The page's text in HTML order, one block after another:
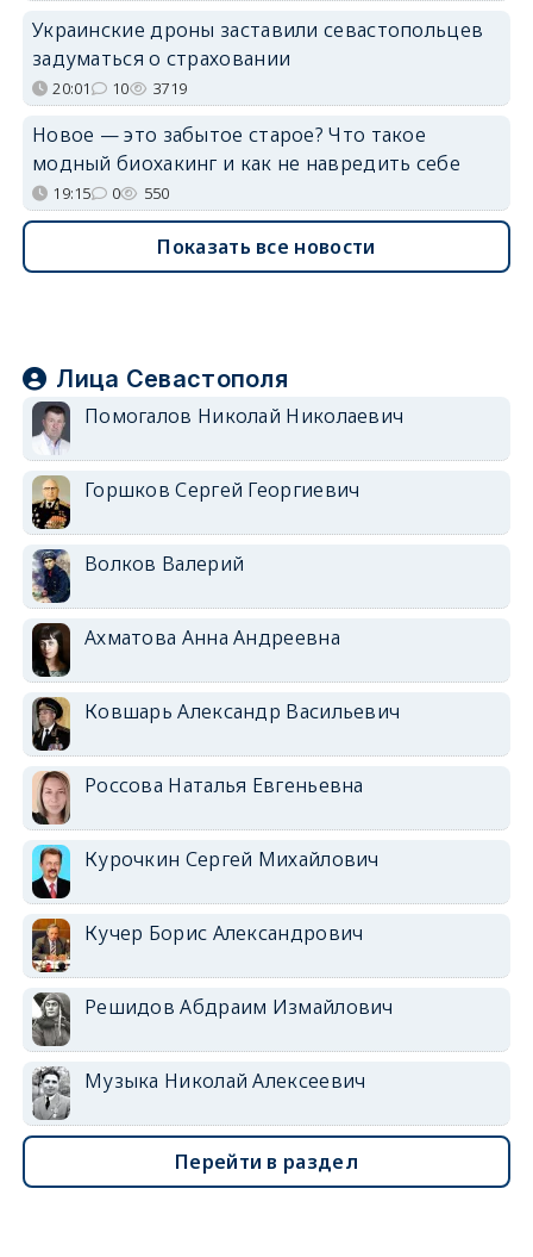
Украинские дроны заставили севастопольцев
задуматься о страховании
20:01 10 3719
Новое — это забытое старое? Что такое
модный биохакинг и как не навредить себе
19:15 0 550
Показать все новости
Лица Севастополя
Помогалов Николай Николаевич
Горшков Сергей Георгиевич
Волков Валерий
Ахматова Анна Андреевна
Ковшарь Александр Васильевич
Россова Наталья Евгеньевна
Курочкин Сергей Михайлович
Кучер Борис Александрович
Решидов Абдраим Измайлович
Музыка Николай Алексеевич
Перейти в раздел